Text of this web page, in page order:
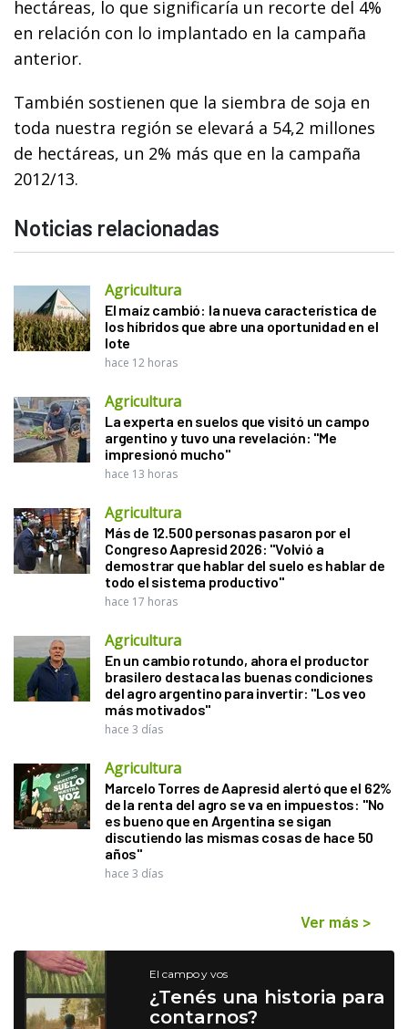
hectáreas, lo que significaría un recorte del 4%
en relación con lo implantado en la campaña
anterior.
También sostienen que la siembra de soja en
toda nuestra región se elevará a 54,2 millones
de hectáreas, un 2% más que en la campaña
2012/13.
Noticias relacionadas
Agricultura
El maíz cambió: la nueva característica de
los híbridos que abre una oportunidad en el
lote
hace 12 horas
Agricultura
La experta en suelos que visitó un campo
argentino y tuvo una revelación: "Me
impresionó mucho"
hace 13 horas
Agricultura
Más de 12.500 personas pasaron por el
Congreso Aapresid 2026: "Volvió a
demostrar que hablar del suelo es hablar de
todo el sistema productivo"
hace 17 horas
Agricultura
En un cambio rotundo, ahora el productor
brasilero destaca las buenas condiciones
del agro argentino para invertir: "Los veo
más motivados"
hace 3 días
Agricultura
Marcelo Torres de Aapresid alertó que el 62%
de la renta del agro se va en impuestos: "No
es bueno que en Argentina se sigan
discutiendo las mismas cosas de hace 50
años"
hace 3 días
Ver más >
El campo y vos
¿Tenés una historia para
contarnos?